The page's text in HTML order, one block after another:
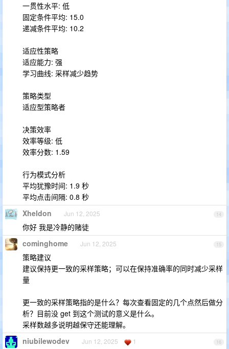
一贯性水平: 低
固定条件平均: 15.0
递减条件平均: 10.2
适应性策略
适应能力: 强
学习曲线: 采样减少趋势
策略类型
适应型策略者
决策效率
效率等级: 低
效率分数: 1.59
行为模式分析
平均犹豫时间: 1.9 秒
平均点击间隔: 0.8 秒
14
Xheldon Jun 12, 2025
你好 我是冷静的赌徒
15
cominghome Jun 12, 2025
策略建议
建议保持更一致的采样策略；可以在保持准确率的同时减少采样
量
更一致的采样策略指的是什么？每次查看固定的几个点然后做分
析？目前没 get 到这个测试的意义是什么。
采样数越多说明越保守还能理解。
16
niubilewodev Jun 12, 2025 1